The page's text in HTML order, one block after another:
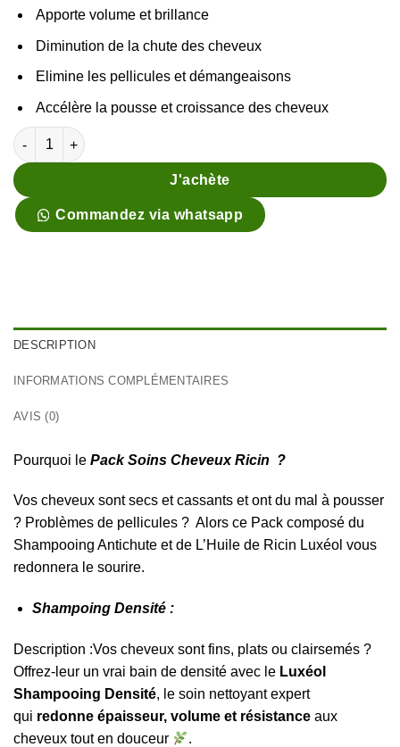
Apporte volume et brillance
Diminution de la chute des cheveux
Elimine les pellicules et démangeaisons
Accélère la pousse et croissance des cheveux
quantité de Pack Soins Cheveux Ricin ( Pellicules - Densité )
J'achète
Commandez via whatsapp
DESCRIPTION
INFORMATIONS COMPLÉMENTAIRES
AVIS (0)
Pourquoi le Pack Soins Cheveux Ricin ?
Vos cheveux sont secs et cassants et ont du mal à pousser
? Problèmes de pellicules ? Alors ce Pack composé du
Shampooing Antichute et de L’Huile de Ricin Luxéol vous
redonnera le sourire.
Shampoing Densité :
Description :Vos cheveux sont fins, plats ou clairsemés ?
Offrez-leur un vrai bain de densité avec le Luxéol
Shampooing Densité, le soin nettoyant expert
qui redonne épaisseur, volume et résistance aux
cheveux tout en douceur
.